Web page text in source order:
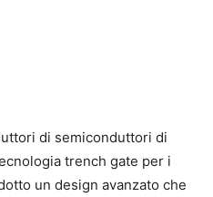
di semiconduttori di
trench gate per i
un design avanzato che